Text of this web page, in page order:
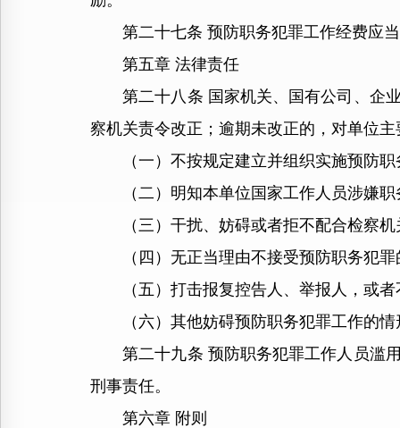
第二十七条 预防职务犯罪工作经费应当
第五章 法律责任
第二十八条 国家机关、国有公司、企业
察机关责令改正；逾期未改正的，对单位
（一）不按规定建立并组织实施预防职
（二）明知本单位国家工作人员涉嫌职
（三）干扰、妨碍或者拒不配合检察机
（四）无正当理由不接受预防职务犯罪
（五）打击报复控告人、举报人，或者
（六）其他妨碍预防职务犯罪工作的情
第二十九条 预防职务犯罪工作人员滥用
刑事责任。
第六章 附则